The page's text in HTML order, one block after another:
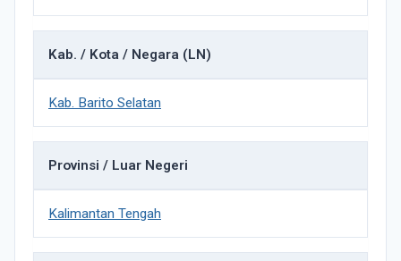
Kab. / Kota / Negara (LN)
Kab. Barito Selatan
Provinsi / Luar Negeri
Kalimantan Tengah